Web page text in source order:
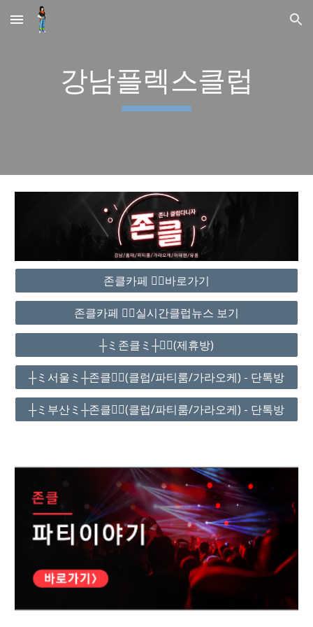
Skip to main content Skip to navigation
강남플렉스클럽
존클카페 ❤️‍🔥바로가기
존클카페 ❤️‍🔥실시간클럽뉴스 보기
┼ミ존클ミ┼❤️‍🔥(제휴방)
┼ミ서울ミ┼존클❤️‍🔥(클럽/파티룸/가라오케) - 단톡방
┼ミ부산ミ┼존클❤️‍🔥(클럽/파티룸/가라오케) - 단톡방